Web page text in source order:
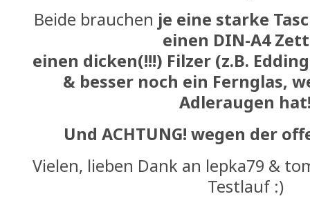
Beide brauchen je eine starke
einen DIN-A4
einen dicken(!!!) Filzer (z.B.
& besser noch ein Fernglas,
Adleraugen
Und ACHTUNG! wegen der
Vielen, lieben Dank an lepka79 &
Testlauf :)